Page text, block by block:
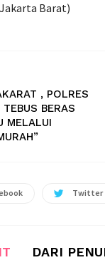
Barat)
, POLRES
BERAS
MELALUI
Twitter
DARI